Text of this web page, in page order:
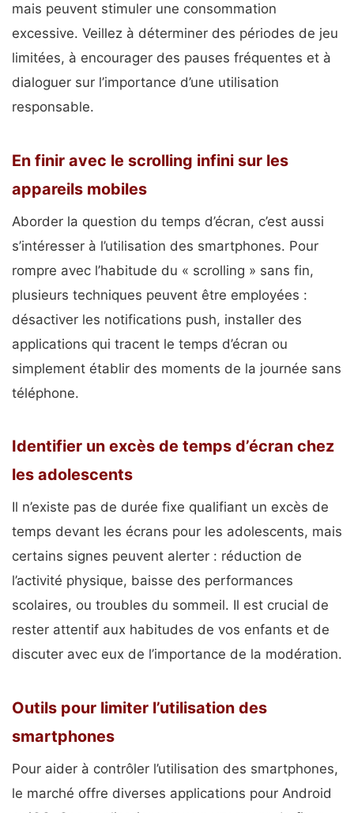
mais peuvent stimuler une consommation
excessive. Veillez à déterminer des périodes de jeu
limitées, à encourager des pauses fréquentes et à
dialoguer sur l’importance d’une utilisation
responsable.
En finir avec le scrolling infini sur les
appareils mobiles
Aborder la question du temps d’écran, c’est aussi
s’intéresser à l’utilisation des smartphones. Pour
rompre avec l’habitude du « scrolling » sans fin,
plusieurs techniques peuvent être employées :
désactiver les notifications push, installer des
applications qui tracent le temps d’écran ou
simplement établir des moments de la journée sans
téléphone.
Identifier un excès de temps d’écran chez
les adolescents
Il n’existe pas de durée fixe qualifiant un excès de
temps devant les écrans pour les adolescents, mais
certains signes peuvent alerter : réduction de
l’activité physique, baisse des performances
scolaires, ou troubles du sommeil. Il est crucial de
rester attentif aux habitudes de vos enfants et de
discuter avec eux de l’importance de la modération.
Outils pour limiter l’utilisation des
smartphones
Pour aider à contrôler l’utilisation des smartphones,
le marché offre diverses applications pour Android